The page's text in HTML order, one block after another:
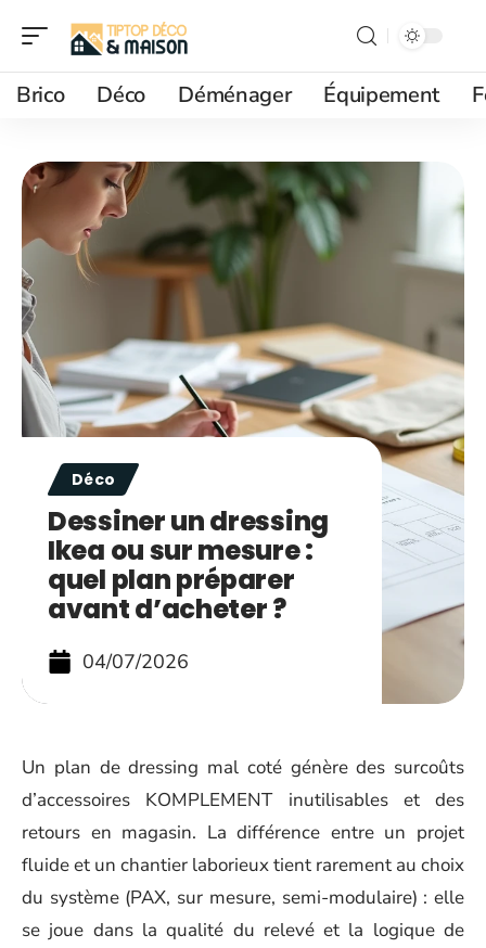
Brico Déco Déménager Équipement
Déco
Dessiner un dressing
Ikea ou sur mesure :
quel plan préparer
avant d’acheter ?
04/07/2026
Un plan de dressing mal coté génère des surcoûts
d’accessoires KOMPLEMENT inutilisables et des
retours en magasin. La différence entre un projet
fluide et un chantier laborieux tient rarement au choix
du système (PAX, sur mesure, semi-modulaire) : elle
se joue dans la qualité du relevé et la logique de